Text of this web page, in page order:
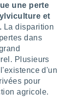
une perte
et
La disparition
dans
Plusieurs
d'un
pour
agricole.